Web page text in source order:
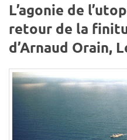
L’agonie de
retour de la
d’Arnaud Orain,